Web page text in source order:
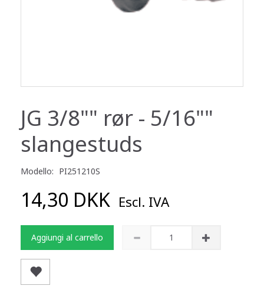
JG 3/8"" rør - 5/16""
slangestuds
Modello: PI251210S
14,30 DKK Escl. IVA
Aggiungi al carrello